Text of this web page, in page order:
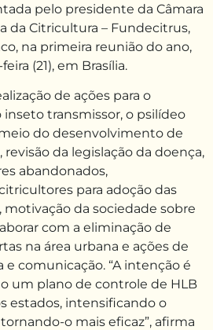
pelo presidente da Câmara
da Citricultura – Fundecitrus,
na primeira reunião do ano,
(21), em Brasília.
de ações para o
transmissor, o psilídeo
do desenvolvimento de
da legislação da doença,
abandonados,
para adoção das
da sociedade sobre
com a eliminação de
na área urbana e ações de
comunicação. “A intenção é
um plano de controle de HLB
estados, intensificando o
o mais eficaz”, afirma